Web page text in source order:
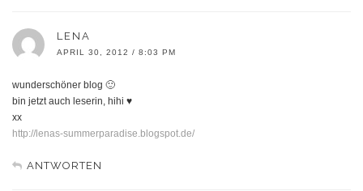
LENA
APRIL 30, 2012 / 8:03 PM
wunderschöner blog 🙂
bin jetzt auch leserin, hihi ♥
xx
http://lenas-summerparadise.blogspot.de/
ANTWORTEN